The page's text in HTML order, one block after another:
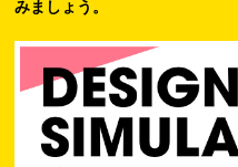
みましょう。